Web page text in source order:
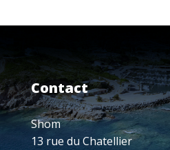
Contact
Shom
13 rue du Chatellier